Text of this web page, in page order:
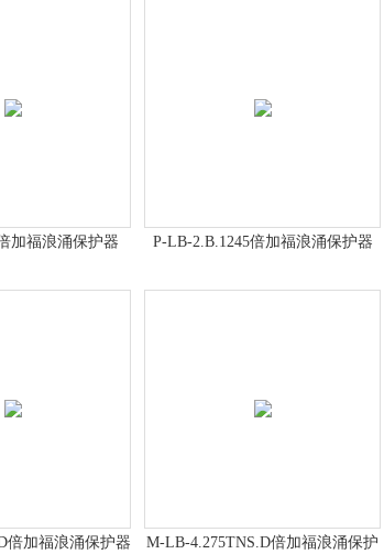
加福浪涌保护器 P-LB-2.B.1245倍加福浪涌保护器
倍加福浪涌保护器 M-LB-4.275TNS.D倍加福浪涌保护